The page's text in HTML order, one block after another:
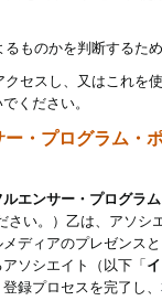
ものかを判断するた
セスし、又はこれ
ください。
・プログラム・
エンサー・プログラム
い。）乙は、アソシ
ディアのプレゼンス
ソシエイト（以下「
録プロセスを完了し、